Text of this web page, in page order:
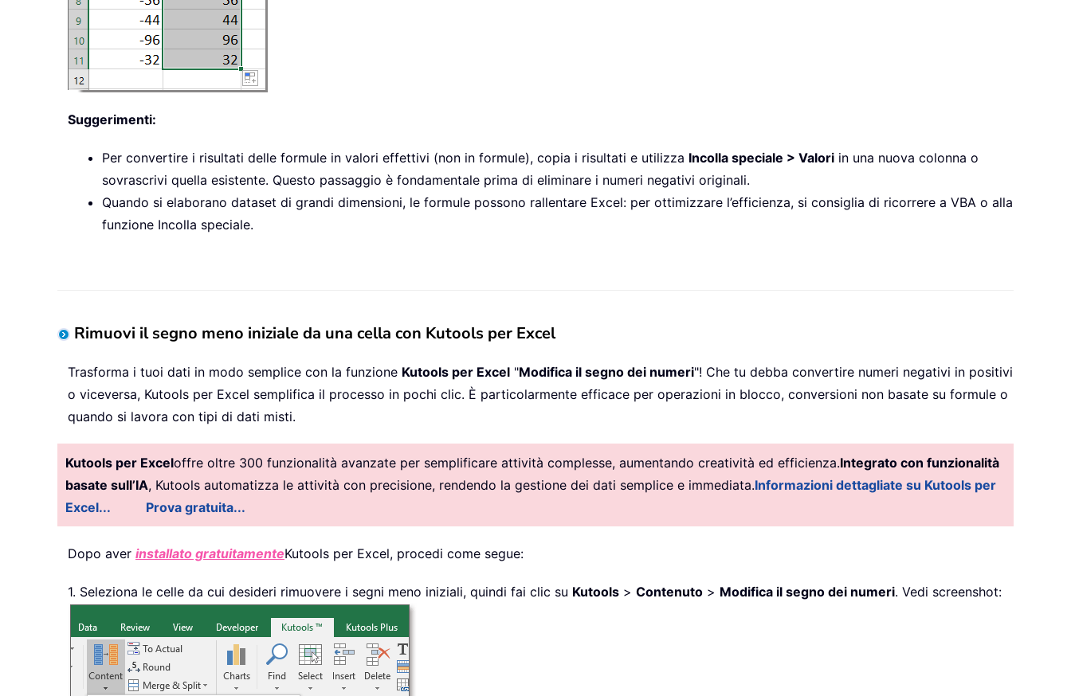
Suggerimenti:
Per convertire i risultati delle formule in valori effettivi (non in formule), copia i risultati e utilizza Incolla speciale > Valori in una nuova colonna o
sovrascrivi quella esistente. Questo passaggio è fondamentale prima di eliminare i numeri negativi originali.
Quando si elaborano dataset di grandi dimensioni, le formule possono rallentare Excel: per ottimizzare l’efficienza, si consiglia di ricorrere a VBA o alla
funzione Incolla speciale.
Rimuovi il segno meno iniziale da una cella con Kutools per Excel
Trasforma i tuoi dati in modo semplice con la funzione Kutools per Excel "Modifica il segno dei numeri"! Che tu debba convertire numeri negativi in positivi
o viceversa, Kutools per Excel semplifica il processo in pochi clic. È particolarmente efficace per operazioni in blocco, conversioni non basate su formule o
quando si lavora con tipi di dati misti.
Kutools per Exceloffre oltre 300 funzionalità avanzate per semplificare attività complesse, aumentando creatività ed efficienza.Integrato con funzionalità
basate sull’IA, Kutools automatizza le attività con precisione, rendendo la gestione dei dati semplice e immediata.Informazioni dettagliate su Kutools per
Excel...
Prova gratuita...
Dopo aver installato gratuitamenteKutools per Excel, procedi come segue:
1. Seleziona le celle da cui desideri rimuovere i segni meno iniziali, quindi fai clic su Kutools > Contenuto > Modifica il segno dei numeri. Vedi screenshot: